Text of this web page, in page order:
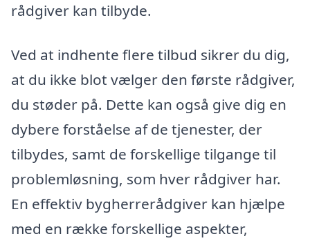
rådgiver kan tilbyde.
Ved at indhente flere tilbud sikrer du dig,
at du ikke blot vælger den første rådgiver,
du støder på. Dette kan også give dig en
dybere forståelse af de tjenester, der
tilbydes, samt de forskellige tilgange til
problemløsning, som hver rådgiver har.
En effektiv bygherrerådgiver kan hjælpe
med en række forskellige aspekter,